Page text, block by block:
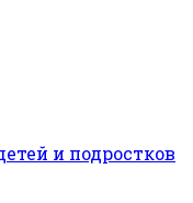
и подростков